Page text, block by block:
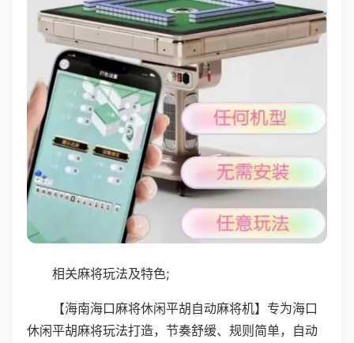
相关麻将玩法及特色;
【海南海口麻将休闲平胡自动麻将机】专为海口
休闲平胡麻将玩法打造，节奏舒缓、规则简单，自动